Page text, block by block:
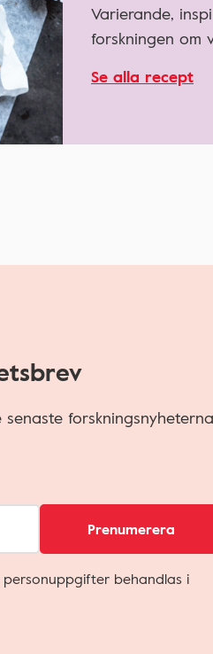
Varierande,
forskningen om
Se alla recept
forskningsnyheterna
Prenumerera
behandlas i